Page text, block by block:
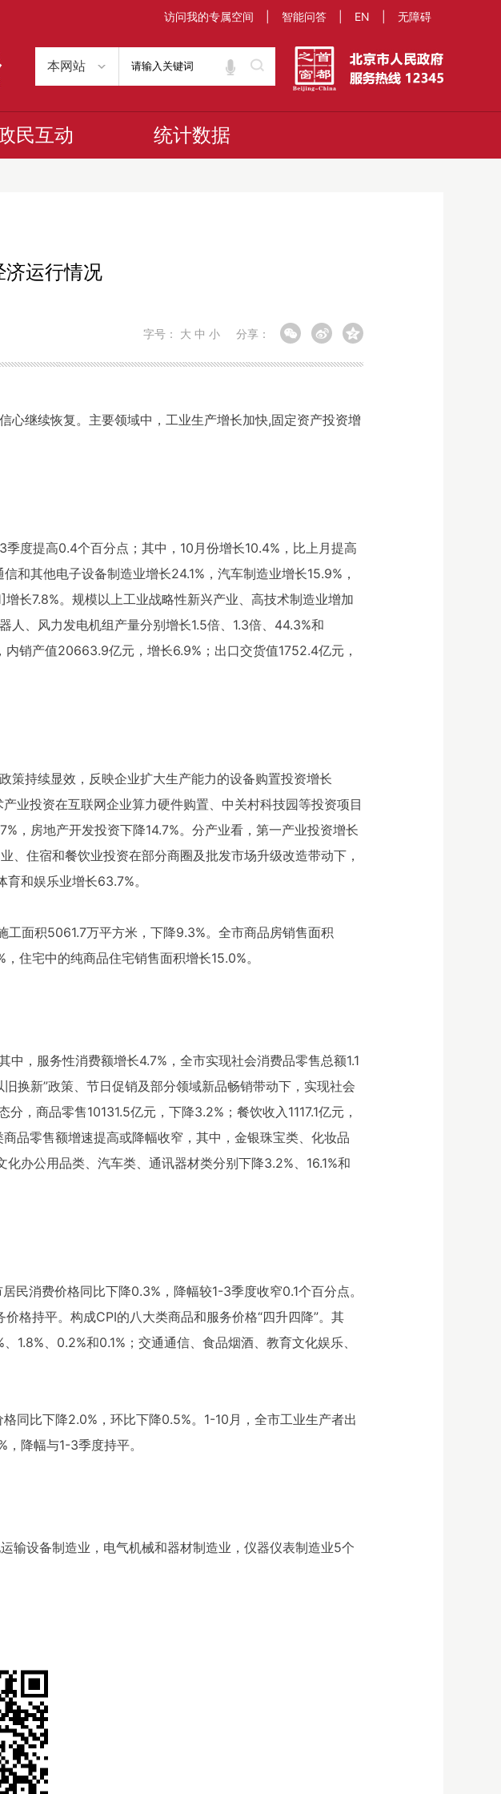
访问我的专属空间 智能问答 EN 无障碍
民互动 统计数据
运行情况
字号： 大 中 小 分享：
心继续恢复。主要领域中，工业生产增长加快,固定资产投资增
度提高0.4个百分点；其中，10月份增长10.4%，比上月提高
和其他电子设备制造业增长24.1%，汽车制造业增长15.9%，
长7.8%。规模以上工业战略性新兴产业、高技术制造业增加
、风力发电机组产量分别增长1.5倍、1.3倍、44.3%和
销产值20663.9亿元，增长6.9%；出口交货值1752.4亿元，
策持续显效，反映企业扩大生产能力的设备购置投资增长
业投资在互联网企业算力硬件购置、中关村科技园等投资项目
，房地产开发投资下降14.7%。分产业看，第一产业投资增长
、住宿和餐饮业投资在部分商圈及批发市场升级改造带动下，
和娱乐业增长63.7%。
面积5061.7万平方米，下降9.3%。全市商品房销售面积
住宅中的纯商品住宅销售面积增长15.0%。
，服务性消费额增长4.7%，全市实现社会消费品零售总额1.1
换新”政策、节日促销及部分领域新品畅销带动下，实现社会
，商品零售10131.5亿元，下降3.2%；餐饮收入1117.1亿元，
品零售额增速提高或降幅收窄，其中，金银珠宝类、化妆品
办公用品类、汽车类、通讯器材类分别下降3.2%、16.1%和
民消费价格同比下降0.3%，降幅较1-3季度收窄0.1个百分点。
格持平。构成CPI的八大类商品和服务价格“四升四降”。其
1.8%、0.2%和0.1%；交通通信、食品烟酒、教育文化娱乐、
同比下降2.0%，环比下降0.5%。1-10月，全市工业生产者出
降幅与1-3季度持平。
输设备制造业，电气机械和器材制造业，仪器仪表制造业5个